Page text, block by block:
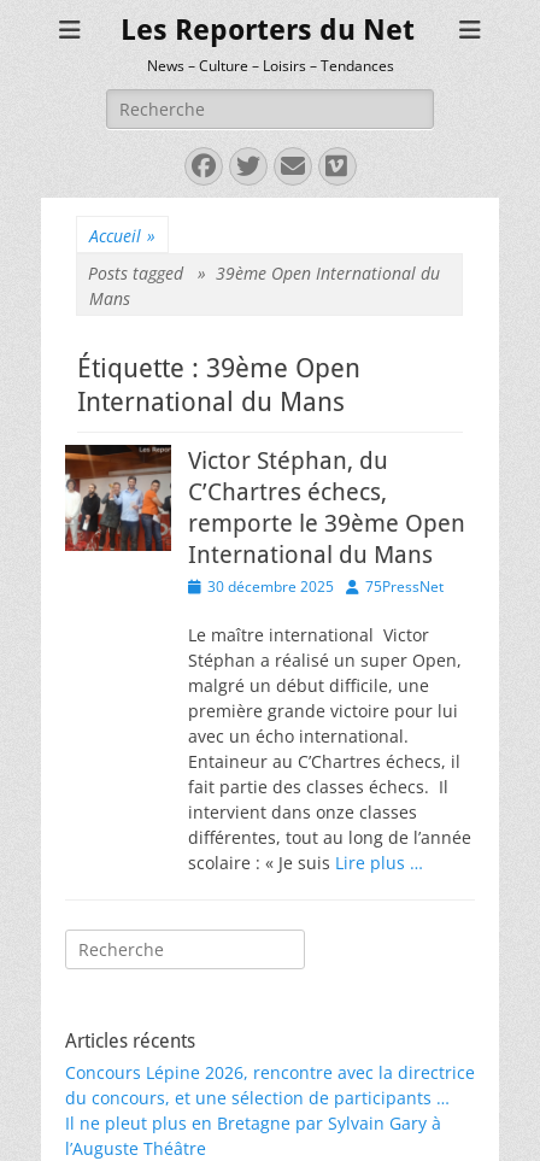
Les Reporters du Net
News – Culture – Loisirs – Tendances
Rechercher :
Facebook
Twitter
E-
mail
Vimeo
Accueil »
Posts tagged » 39ème Open International du
Mans
Étiquette : 39ème Open
International du Mans
Victor Stéphan, du
C’Chartres échecs,
remporte le 39ème Open
International du Mans
Posted
30 décembre 2025 Author
75PressNet
Le maître international Victor
Stéphan a réalisé un super Open,
malgré un début difficile, une
première grande victoire pour lui
avec un écho international.
Entaineur au C’Chartres échecs, il
fait partie des classes échecs. Il
intervient dans onze classes
différentes, tout au long de l’année
scolaire : « Je suis Lire plus …
Rechercher :
Articles récents
Concours Lépine 2026, rencontre avec la directrice
du concours, et une sélection de participants …
Il ne pleut plus en Bretagne par Sylvain Gary à
l’Auguste Théâtre